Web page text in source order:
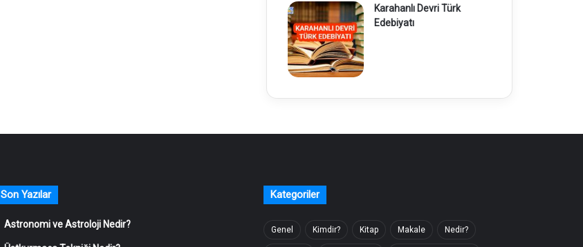
Karahanlı Devri Türk
Edebiyatı
Son Yazılar
Astronomi ve Astroloji Nedir?
Kategoriler
Genel Kimdir? Kitap Makale Nedir?